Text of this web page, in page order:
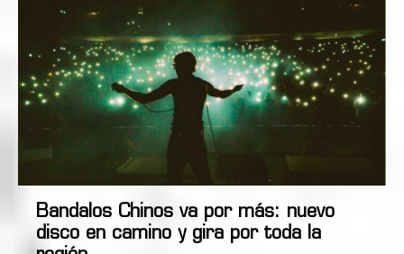
Bandalos Chinos va por más: nuevo
disco en camino y gira por toda la